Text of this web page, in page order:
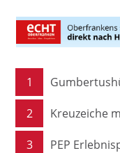
1
2 Kreuzeiche
3 PEP